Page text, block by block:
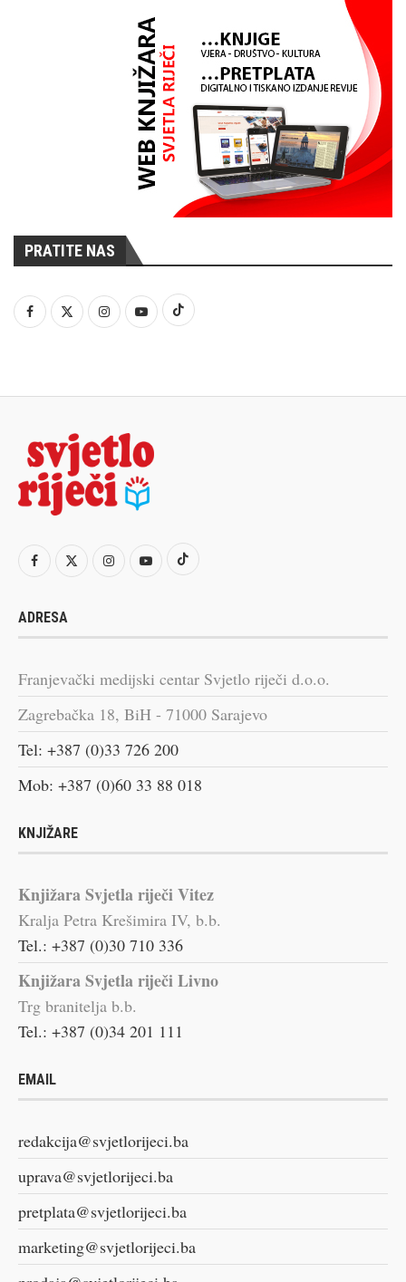
PRATITE NAS
ADRESA
Franjevački medijski centar Svjetlo riječi d.o.o.
Zagrebačka 18, BiH - 71000 Sarajevo
Tel: +387 (0)33 726 200
Mob: +387 (0)60 33 88 018
KNJIŽARE
Knjižara Svjetla riječi Vitez
Kralja Petra Krešimira IV, b.b.
Tel.: +387 (0)30 710 336
Knjižara Svjetla riječi Livno
Trg branitelja b.b.
Tel.: +387 (0)34 201 111
EMAIL
redakcija@svjetlorijeci.ba
uprava@svjetlorijeci.ba
pretplata@svjetlorijeci.ba
marketing@svjetlorijeci.ba